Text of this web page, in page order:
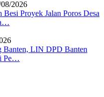
2026
Proyek Jalan Poros Desa
Banten, LIN DPD Banten
Pe…